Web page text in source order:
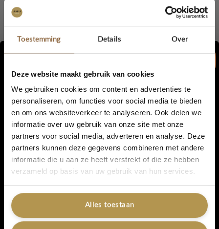
Toestemming Details Over
Deze website maakt gebruik van cookies
We gebruiken cookies om content en advertenties te
personaliseren, om functies voor social media te bieden
en om ons websiteverkeer te analyseren. Ook delen we
informatie over uw gebruik van onze site met onze
partners voor social media, adverteren en analyse. Deze
partners kunnen deze gegevens combineren met andere
informatie die u aan ze heeft verstrekt of die ze hebben
verzameld op basis van uw gebruik van hun services.
Alles toestaan
Parfums zijn in te delen in 4 categorieën:
bloemige, frisse,
kruidige en houtachtige noten. Jij weet zelf eigenlijk altijd wel
waar jou voorkeur naar uit gaat. Met deze onderstaande
Topnoten:zijn in de eerste minuten na het opbrengen meteen
aanwezig. Meestal vervliegen deze geuren binnen het eerste
half uur.
Hartnoten:zijn de geuren die opkomen na de topnoten. Dit is
de belangrijkste fase van de parfum.
de hart- en basisnoten, aangezien deze het langst blijven
geuren.
5% korting...
Ja, graag!
Nee, bedankt